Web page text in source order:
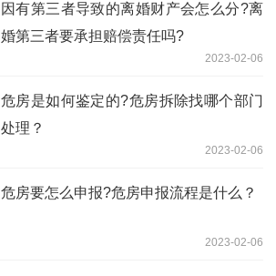
因有第三者导致的离婚财产会怎么分?离
婚第三者要承担赔偿责任吗?
2023-02-06
危房是如何鉴定的?危房拆除找哪个部门
处理？
2023-02-06
危房要怎么申报?危房申报流程是什么？
2023-02-06